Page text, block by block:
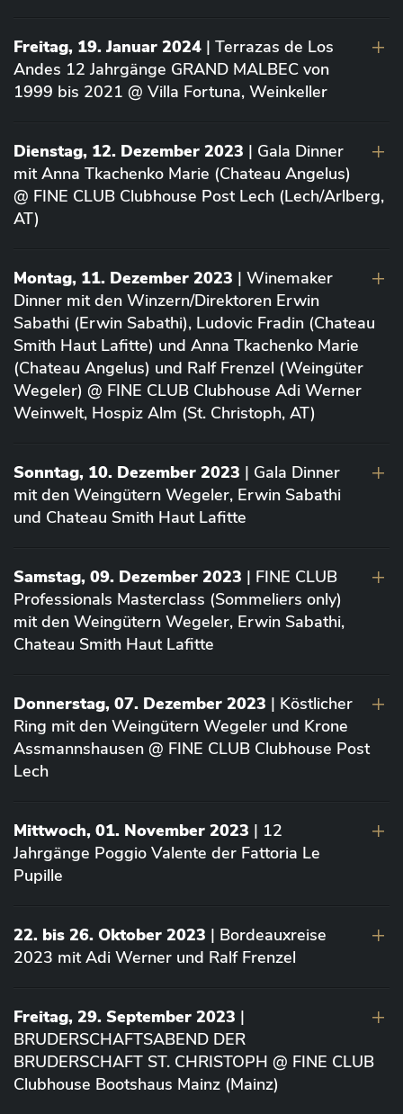
Freitag, 19. Januar 2024 | Terrazas de Los
Andes 12 Jahrgänge GRAND MALBEC von
1999 bis 2021 @ Villa Fortuna, Weinkeller
Dienstag, 12. Dezember 2023 | Gala Dinner
mit Anna Tkachenko Marie (Chateau Angelus)
@ FINE CLUB Clubhouse Post Lech (Lech/Arlberg,
AT)
Montag, 11. Dezember 2023 | Winemaker
Dinner mit den Winzern/Direktoren Erwin
Sabathi (Erwin Sabathi), Ludovic Fradin (Chateau
Smith Haut Lafitte) und Anna Tkachenko Marie
(Chateau Angelus) und Ralf Frenzel (Weingüter
Wegeler) @ FINE CLUB Clubhouse Adi Werner
Weinwelt, Hospiz Alm (St. Christoph, AT)
Sonntag, 10. Dezember 2023 | Gala Dinner
mit den Weingütern Wegeler, Erwin Sabathi
und Chateau Smith Haut Lafitte
Samstag, 09. Dezember 2023 | FINE CLUB
Professionals Masterclass (Sommeliers only)
mit den Weingütern Wegeler, Erwin Sabathi,
Chateau Smith Haut Lafitte
Donnerstag, 07. Dezember 2023 | Köstlicher
Ring mit den Weingütern Wegeler und Krone
Assmannshausen @ FINE CLUB Clubhouse Post
Lech
Mittwoch, 01. November 2023 | 12
Jahrgänge Poggio Valente der Fattoria Le
Pupille
22. bis 26. Oktober 2023 | Bordeauxreise
2023 mit Adi Werner und Ralf Frenzel
Freitag, 29. September 2023 |
BRUDERSCHAFTSABEND DER
BRUDERSCHAFT ST. CHRISTOPH @ FINE CLUB
Clubhouse Bootshaus Mainz (Mainz)